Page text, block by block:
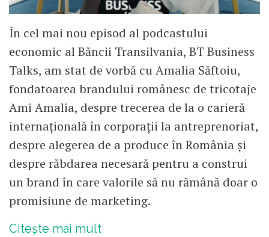
În cel mai nou episod al podcastului
economic al Băncii Transilvania, BT Business
Talks, am stat de vorbă cu Amalia Săftoiu,
fondatoarea brandului românesc de tricotaje
Ami Amalia, despre trecerea de la o carieră
internațională în corporații la antreprenoriat,
despre alegerea de a produce în România și
despre răbdarea necesară pentru a construi
un brand în care valorile să nu rămână doar o
promisiune de marketing.
Citește mai mult